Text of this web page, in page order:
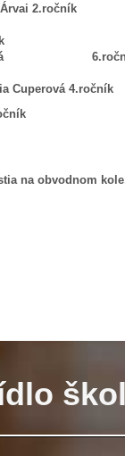
Cuperová 4.ročník
na obvodnom